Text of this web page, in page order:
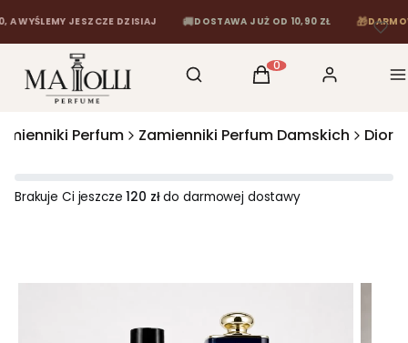
JESZCZE DZISIAJ 🚚 DOSTAWA JUŻ OD 10,90 ZŁ 🎁 DARMOWA
Otwórz wyszukiwarkę
Szukaj Produkty w koszyku:
Koszyk Zaloguj się
Perfum Zamienniki Perfum Damskich Dior
Brakuje Ci jeszcze120 złdo darmowej dostawy